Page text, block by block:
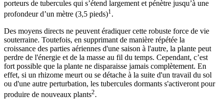
porteurs de tubercules qui s’étend largement et pénètre jusqu’à une
profondeur d’un mètre (3,5 pieds)1.
Des moyens directs ne peuvent éradiquer cette robuste force de vie
souterraine. Toutefois, en supprimant de manière répétée la
croissance des parties aériennes d'une saison à l'autre, la plante peut
perdre de l'énergie et de la masse au fil du temps. Cependant, c’est
fort possible que la plante ne disparaisse jamais complètement. En
effet, si un rhizome meurt ou se détache à la suite d'un travail du sol
ou d'une autre perturbation, les tubercules dormants s'activeront pour
produire de nouveaux plants2.